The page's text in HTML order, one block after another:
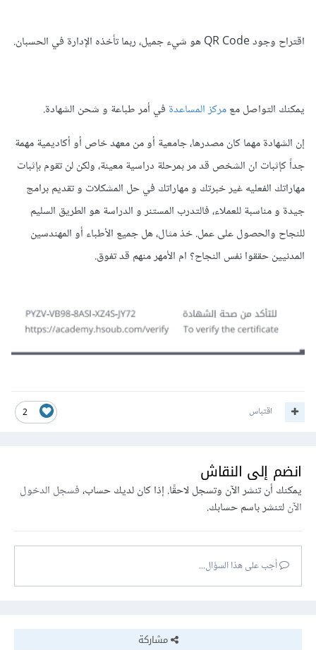
اقتراح وجود QR Code هو شيء جميل، ربما تأخذه الإدارة في الحسبان.
يمكنك التواصل معمركز المساعدةفي أمر طباعة و شحن الشهادة.
إن الشهادة مهما كان مصدرها، جامعية أو من معهد خاص أو أكاديمية مهمة
جداً كإثبات ان الشخص قد مر بمرحلة دراسية معينة، ولكن لن تقوم بإثبات
مهاراتك الفعليه غير خبرتك و مهاراتك في حل المشكلات و تقديم برامج
جيدة و مناسبة للعملاء، فالتدرب المستنر و الدراسة هو الطريق السليم
للنجاح والحصول على عمل. خذ مثال، هل جميع الأطباء أو المهندسين
المدنيين حققوا نفس النجاح؟ ام الأمهر منهم قد تفوق.
2 اقتباس
انضم إلى النقاش
يمكنك أن تنشر الآن وتسجل لاحقًا. إذا كان لديك حساب،فسجل الدخول
الآنلتنشر باسم حسابك.
أجب على هذا السؤال...
مشاركة